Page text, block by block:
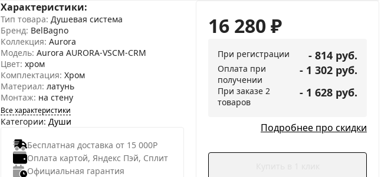
Характеристики:
Тип товара: Душевая система
Бренд: BelBagno
Коллекция: Aurora
Модель: Aurora AURORA-VSCM-CRM
Цвет: хром
Комплектация: Хром
Материал: латунь
Монтаж: на стену
Все характеристики
Категории: Души
Бесплатная доставка от 15 000Р
Оплата картой, Яндекс Пэй, Сплит
Официальная гарантия
16 280₽
При регистрации - 814 руб.
Оплата при
получении
- 1 302 руб.
При заказе 2
товаров
- 1 628 руб.
Подробнее про скидки